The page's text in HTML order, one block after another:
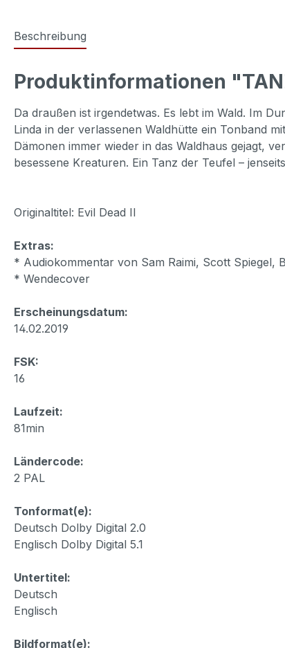
Beschreibung
Produktinformationen
Da draußen ist irgendetwas. Es lebt im Wald. Im
Linda in der verlassenen Waldhütte ein Tonband
Dämonen immer wieder in das Waldhaus gejagt,
besessene Kreaturen. Ein Tanz der Teufel –
Originaltitel: Evil Dead II
Extras:
* Audiokommentar von Sam Raimi, Scott Spiegel,
* Wendecover
Erscheinungsdatum:
14.02.2019
FSK:
16
Laufzeit:
81min
Ländercode:
2 PAL
Tonformat(e):
Deutsch Dolby Digital 2.0
Englisch Dolby Digital 5.1
Untertitel:
Deutsch
Englisch
Bildformat(e):